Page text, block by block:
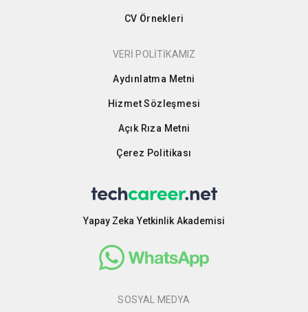
CV Örnekleri
VERİ POLİTİKAMIZ
Aydınlatma Metni
Hizmet Sözleşmesi
Açık Rıza Metni
Çerez Politikası
Yapay Zeka Yetkinlik Akademisi
SOSYAL MEDYA